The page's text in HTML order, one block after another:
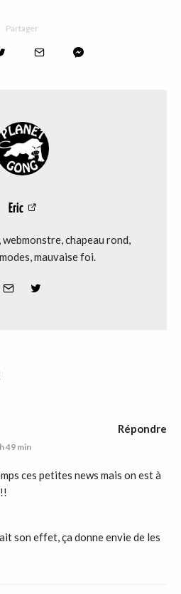
Partager
Eric
chapeau rond,
mauvaise foi.
49 min
ces petites news mais on est à
son effet, ça donne envie de les
Répondre